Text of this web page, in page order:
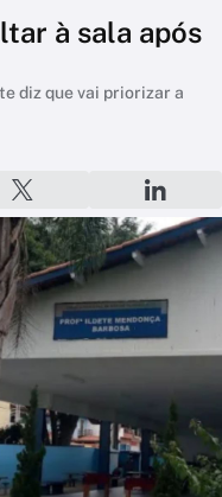
à sala após
diz que vai priorizar a